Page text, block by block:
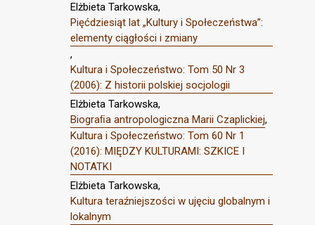
Elżbieta Tarkowska,
Pięćdziesiąt lat „Kultury i Społeczeństwa”:
elementy ciągłości i zmiany
,
Kultura i Społeczeństwo: Tom 50 Nr 3
(2006): Z historii polskiej socjologii
Elżbieta Tarkowska,
Biograﬁa antropologiczna Marii Czaplickiej,
Kultura i Społeczeństwo: Tom 60 Nr 1
(2016): MIĘDZY KULTURAMI: SZKICE I
NOTATKI
Elżbieta Tarkowska,
Kultura teraźniejszości w ujęciu globalnym i
lokalnym